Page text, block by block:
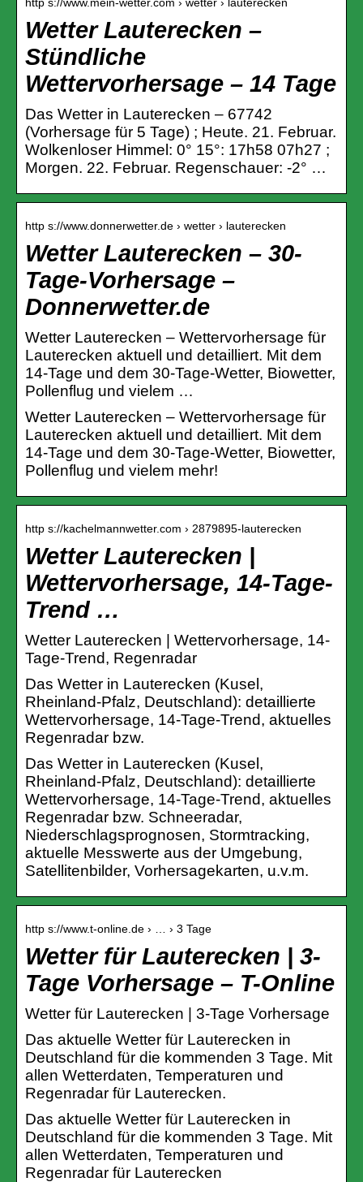
Wetter Lauterecken –
Stündliche
Wettervorhersage – 14 Tage
Das Wetter in Lauterecken – 67742
(Vorhersage für 5 Tage) ; Heute. 21. Februar.
Wolkenloser Himmel: 0° 15°: 17h58 07h27 ;
Morgen. 22. Februar. Regenschauer: -2° …
http s://www.donnerwetter.de › wetter › lauterecken
Wetter Lauterecken – 30-
Tage-Vorhersage –
Donnerwetter.de
Wetter Lauterecken – Wettervorhersage für
Lauterecken aktuell und detailliert. Mit dem
14-Tage und dem 30-Tage-Wetter, Biowetter,
Pollenflug und vielem …
Wetter Lauterecken – Wettervorhersage für
Lauterecken aktuell und detailliert. Mit dem
14-Tage und dem 30-Tage-Wetter, Biowetter,
Pollenflug und vielem mehr!
http s://kachelmannwetter.com › 2879895-lauterecken
Wetter Lauterecken |
Wettervorhersage, 14-Tage-
Trend …
Wetter Lauterecken | Wettervorhersage, 14-
Tage-Trend, Regenradar
Das Wetter in Lauterecken (Kusel,
Rheinland-Pfalz, Deutschland): detaillierte
Wettervorhersage, 14-Tage-Trend, aktuelles
Regenradar bzw.
Das Wetter in Lauterecken (Kusel,
Rheinland-Pfalz, Deutschland): detaillierte
Wettervorhersage, 14-Tage-Trend, aktuelles
Regenradar bzw. Schneeradar,
Niederschlagsprognosen, Stormtracking,
aktuelle Messwerte aus der Umgebung,
Satellitenbilder, Vorhersagekarten, u.v.m.
http s://www.t-online.de › … › 3 Tage
Wetter für Lauterecken | 3-
Tage Vorhersage – T-Online
Wetter für Lauterecken | 3-Tage Vorhersage
Das aktuelle Wetter für Lauterecken in
Deutschland für die kommenden 3 Tage. Mit
allen Wetterdaten, Temperaturen und
Regenradar für Lauterecken.
Das aktuelle Wetter für Lauterecken in
Deutschland für die kommenden 3 Tage. Mit
allen Wetterdaten, Temperaturen und
Regenradar für Lauterecken